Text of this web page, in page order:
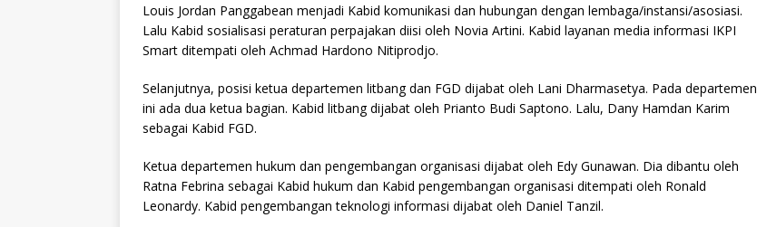
Louis Jordan Panggabean menjadi Kabid komunikasi dan hubungan dengan lembaga/instansi/asosiasi.
Lalu Kabid sosialisasi peraturan perpajakan diisi oleh Novia Artini. Kabid layanan media informasi IKPI
Smart ditempati oleh Achmad Hardono Nitiprodjo.
Selanjutnya, posisi ketua departemen litbang dan FGD dijabat oleh Lani Dharmasetya. Pada departemen
ini ada dua ketua bagian. Kabid litbang dijabat oleh Prianto Budi Saptono. Lalu, Dany Hamdan Karim
sebagai Kabid FGD.
Ketua departemen hukum dan pengembangan organisasi dijabat oleh Edy Gunawan. Dia dibantu oleh
Ratna Febrina sebagai Kabid hukum dan Kabid pengembangan organisasi ditempati oleh Ronald
Leonardy. Kabid pengembangan teknologi informasi dijabat oleh Daniel Tanzil.